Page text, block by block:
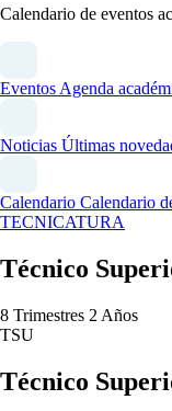
Calendario de eventos
Eventos Agenda
Noticias Últimas
Calendario Calendario
TECNICATURA
Técnico
8 Trimestres 2 Años
TSU
Técnico